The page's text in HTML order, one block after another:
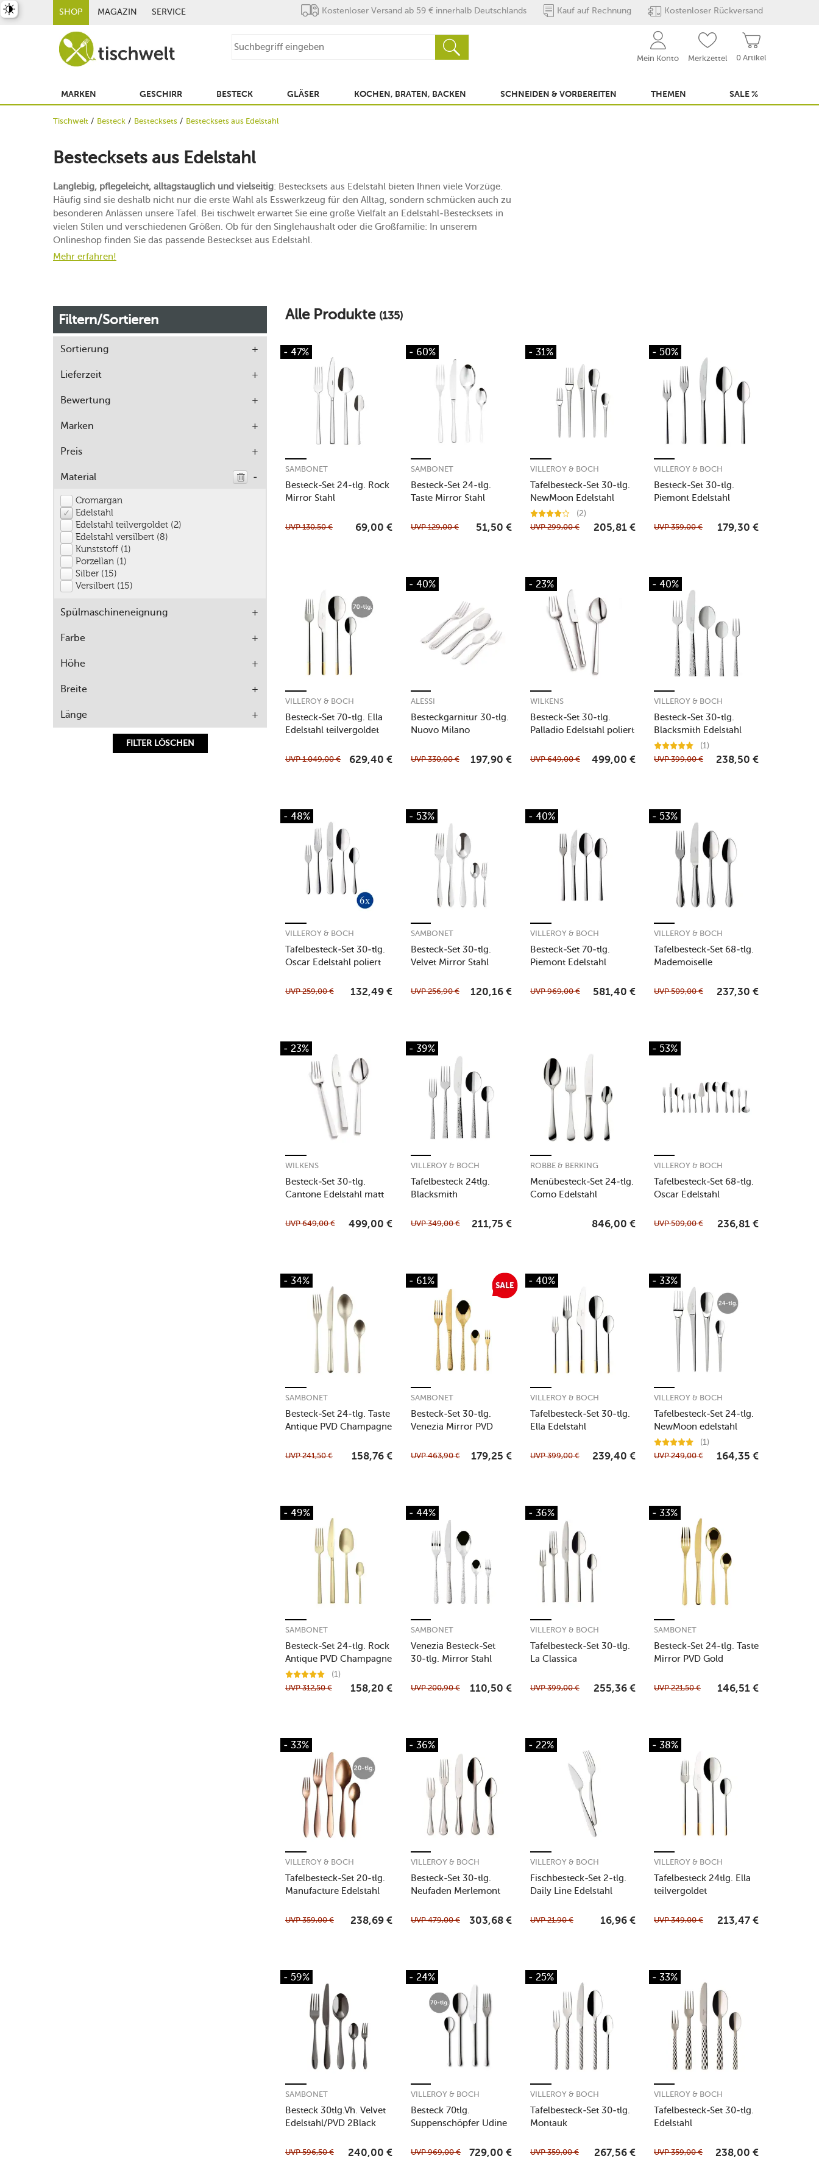
SHOP MAGAZIN SERVICE Kostenloser Versand ab 59 € innerhalb Deutschlands Kauf auf Rechnung Kostenloser Rückversand
0 Artikel
Mein Konto Merkzettel
MARKEN GESCHIRR BESTECK GLÄSER KOCHEN, BRATEN, BACKEN SCHNEIDEN & VORBEREITEN THEMEN SALE %
Tischwelt Besteck Bestecksets Bestecksets aus Edelstahl
Bestecksets aus Edelstahl
Langlebig, pflegeleicht, alltagstauglich und vielseitig: Bestecksets aus Edelstahl bieten Ihnen viele Vorzüge.
Häufig sind sie deshalb nicht nur die erste Wahl als Esswerkzeug für den Alltag, sondern schmücken auch zu
besonderen Anlässen unsere Tafel. Bei tischwelt erwartet Sie eine große Vielfalt an Edelstahl-Bestecksets in
vielen Stilen und verschiedenen Größen. Ob für den Singlehaushalt oder die Großfamilie: In unserem
Onlineshop finden Sie das passende Besteckset aus Edelstahl.
Mehr erfahren!
Filtern/Sortieren
Sortierung
Lieferzeit
Bewertung
Marken
Preis
Material
Cromargan
Edelstahl
Edelstahl teilvergoldet (2)
Edelstahl versilbert (8)
Kunststoff (1)
Porzellan (1)
Silber (15)
Versilbert (15)
Spülmaschineneignung
Farbe
Höhe
Breite
Länge
FILTER LÖSCHEN
Alle Produkte (135)
- 47%
Besteck-Set 24-tlg. Rock
Mirror Stahl
SAMBONET
UVP130,50 € 69,00 €
- 60%
Besteck-Set 24-tlg.
Taste Mirror Stahl
SAMBONET
UVP129,00 € 51,50 €
- 31%
Tafelbesteck-Set 30-tlg.
NewMoon Edelstahl
VILLEROY & BOCH
(2)
UVP299,00 € 205,81 €
- 50%
Besteck-Set 30-tlg.
Piemont Edelstahl
VILLEROY & BOCH
UVP359,00 € 179,30 €
Besteck-Set 70-tlg. Ella
Edelstahl teilvergoldet
VILLEROY & BOCH
UVP1.049,00 € 629,40 €
- 40%
Besteckgarnitur 30-tlg.
Nuovo Milano
ALESSI
UVP330,00 € 197,90 €
- 23%
Besteck-Set 30-tlg.
Palladio Edelstahl poliert
WILKENS
UVP649,00 € 499,00 €
- 40%
Besteck-Set 30-tlg.
Blacksmith Edelstahl
VILLEROY & BOCH
(1)
UVP399,00 € 238,50 €
- 48%
Tafelbesteck-Set 30-tlg.
Oscar Edelstahl poliert
VILLEROY & BOCH
UVP259,00 € 132,49 €
- 53%
Besteck-Set 30-tlg.
Velvet Mirror Stahl
SAMBONET
UVP256,90 € 120,16 €
- 40%
Besteck-Set 70-tlg.
Piemont Edelstahl
VILLEROY & BOCH
UVP969,00 € 581,40 €
- 53%
Tafelbesteck-Set 68-tlg.
Mademoiselle
VILLEROY & BOCH
UVP509,00 € 237,30 €
- 23%
Besteck-Set 30-tlg.
Cantone Edelstahl matt
WILKENS
UVP649,00 € 499,00 €
- 39%
Tafelbesteck 24tlg.
Blacksmith
VILLEROY & BOCH
UVP349,00 € 211,75 €
Menübesteck-Set 24-tlg.
Como Edelstahl
ROBBE & BERKING
846,00 €
- 53%
Tafelbesteck-Set 68-tlg.
Oscar Edelstahl
VILLEROY & BOCH
UVP509,00 € 236,81 €
- 34%
Besteck-Set 24-tlg. Taste
Antique PVD Champagne
SAMBONET
UVP241,50 € 158,76 €
- 61%
Besteck-Set 30-tlg.
Venezia Mirror PVD
SAMBONET
UVP463,90 € 179,25 €
- 40%
Tafelbesteck-Set 30-tlg.
Ella Edelstahl
VILLEROY & BOCH
UVP399,00 € 239,40 €
- 33%
Tafelbesteck-Set 24-tlg.
NewMoon edelstahl
VILLEROY & BOCH
(1)
UVP249,00 € 164,35 €
- 49%
Besteck-Set 24-tlg. Rock
Antique PVD Champagne
SAMBONET
(1)
UVP312,50 € 158,20 €
- 44%
Venezia Besteck-Set
30-tlg. Mirror Stahl
SAMBONET
UVP200,90 € 110,50 €
- 36%
Tafelbesteck-Set 30-tlg.
La Classica
VILLEROY & BOCH
UVP399,00 € 255,36 €
- 33%
Besteck-Set 24-tlg. Taste
Mirror PVD Gold
SAMBONET
UVP221,50 € 146,51 €
- 33%
Tafelbesteck-Set 20-tlg.
Manufacture Edelstahl
VILLEROY & BOCH
UVP359,00 € 238,69 €
- 36%
Besteck-Set 30-tlg.
Neufaden Merlemont
VILLEROY & BOCH
UVP479,00 € 303,68 €
- 22%
Fischbesteck-Set 2-tlg.
Daily Line Edelstahl
VILLEROY & BOCH
UVP21,90 € 16,96 €
- 38%
Tafelbesteck 24tlg. Ella
teilvergoldet
VILLEROY & BOCH
UVP349,00 € 213,47 €
- 59%
Besteck 30tlg.Vh. Velvet
Edelstahl/PVD 2Black
SAMBONET
UVP596,50 € 240,00 €
- 24%
Besteck 70tlg.
Suppenschöpfer Udine
VILLEROY & BOCH
UVP969,00 € 729,00 €
- 25%
Tafelbesteck-Set 30-tlg.
Montauk
VILLEROY & BOCH
UVP359,00 € 267,56 €
- 33%
Tafelbesteck-Set 30-tlg.
Edelstahl
VILLEROY & BOCH
UVP359,00 € 238,00 €
umschalten